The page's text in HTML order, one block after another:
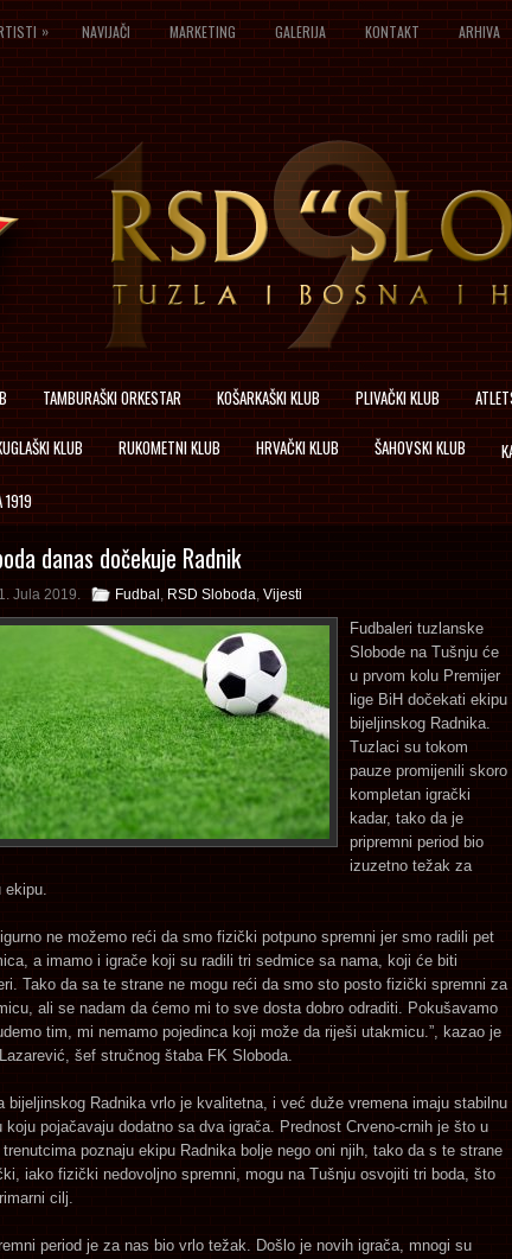
» NAVIJAČI MARKETING GALERIJA KONTAKT ARHIVA
TAMBURAŠKI ORKESTAR KOŠARKAŠKI KLUB PLIVAČKI KLUB
KLUB RUKOMETNI KLUB HRVAČKI KLUB ŠAHOVSKI KLUB
1919
danas dočekuje Radnik
Jula 2019. Fudbal , RSD Sloboda, Vijesti
Fudbaleri tuzlanske
Slobode na Tušnju će
u prvom kolu Premijer
lige BiH dočekati ekipu
bijeljinskog Radnika.
Tuzlaci su tokom
pauze promijenili skoro
kompletan igrački
kadar, tako da je
pripremni period bio
izuzetno težak za
ekipu.
ne možemo reći da smo fizički potpuno spremni jer smo radili pet
a imamo i igrače koji su radili tri sedmice sa nama, koji će biti
Tako da sa te strane ne mogu reći da smo sto posto fizički spremni za
ali se nadam da ćemo mi to sve dosta dobro odraditi. Pokušavamo
tim, mi nemamo pojedinca koji može da riješi utakmicu.”, kazao je
šef stručnog štaba FK Sloboda.
bijeljinskog Radnika vrlo je kvalitetna, i već duže vremena imaju stabilnu
koju pojačavaju dodatno sa dva igrača. Prednost Crveno-crnih je što u
poznaju ekipu Radnika bolje nego oni njih, tako da s te strane
iako fizički nedovoljno spremni, mogu na Tušnju osvojiti tri boda, što
cilj.
period je za nas bio vrlo težak. Došlo je novih igrača, mnogi su